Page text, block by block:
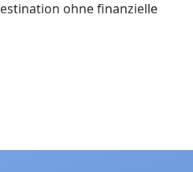
ohne finanzielle